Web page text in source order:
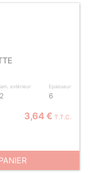
extérieur Epaisseur
6
3,64 € T.T.C.